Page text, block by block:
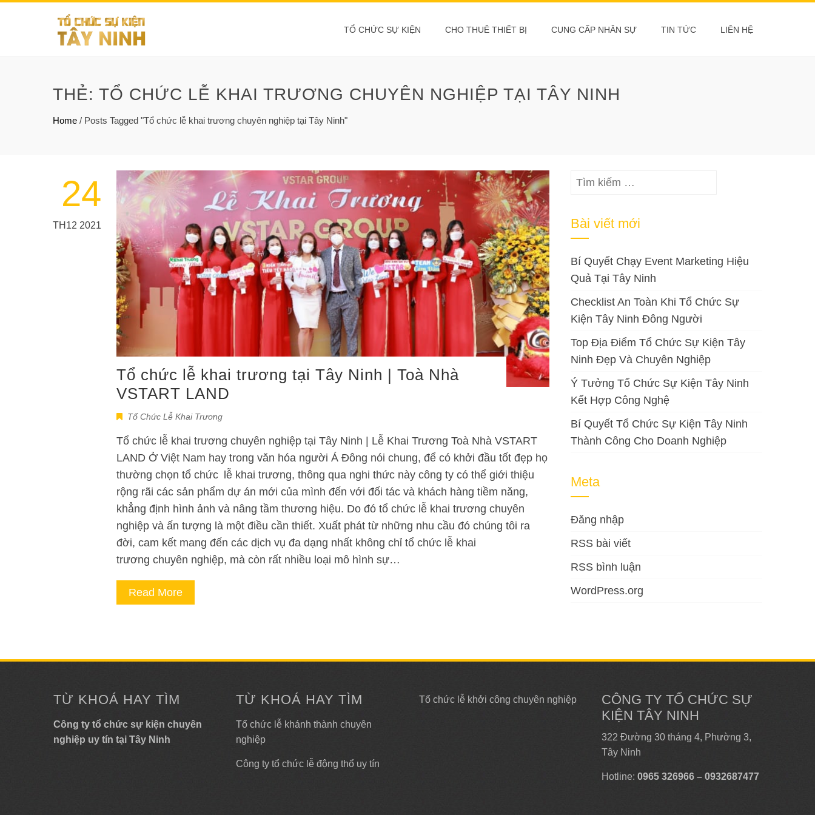
TỔ CHỨC SỰ KIỆN CHO THUÊ THIẾT BỊ CUNG CẤP NHÂN SỰ TIN TỨC LIÊN HỆ
THẺ: TỔ CHỨC LỄ KHAI TRƯƠNG CHUYÊN NGHIỆP TẠI TÂY NINH
Home / Posts Tagged "Tổ chức lễ khai trương chuyên nghiệp tại Tây Ninh"
24
TH12 2021
Tổ chức lễ khai trương tại Tây Ninh | Toà Nhà
VSTART LAND
Tổ Chức Lễ Khai Trương
Tổ chức lễ khai trương chuyên nghiệp tại Tây Ninh | Lễ Khai Trương Toà Nhà VSTART
LAND Ở Việt Nam hay trong văn hóa người Á Đông nói chung, để có khởi đầu tốt đẹp họ
thường chọn tổ chức lễ khai trương, thông qua nghi thức này công ty có thể giới thiệu
rộng rãi các sản phẩm dự án mới của mình đến với đối tác và khách hàng tiềm năng,
khẳng định hình ảnh và nâng tầm thương hiệu. Do đó tổ chức lễ khai trương chuyên
nghiệp và ấn tượng là một điều cần thiết. Xuất phát từ những nhu cầu đó chúng tôi ra
đời, cam kết mang đến các dịch vụ đa dạng nhất không chỉ tổ chức lễ khai
trương chuyên nghiệp, mà còn rất nhiều loại mô hình sự…
Read More
Tìm
Bài viết mới
Bí Quyết Chạy Event Marketing Hiệu
Quả Tại Tây Ninh
Checklist An Toàn Khi Tổ Chức Sự
Kiện Tây Ninh Đông Người
Top Địa Điểm Tổ Chức Sự Kiện Tây
Ninh Đẹp Và Chuyên Nghiệp
Ý Tưởng Tổ Chức Sự Kiện Tây Ninh
Kết Hợp Công Nghệ
Bí Quyết Tổ Chức Sự Kiện Tây Ninh
Thành Công Cho Doanh Nghiệp
Meta
Đăng nhập
RSS bài viết
RSS bình luận
WordPress.org
TỪ KHOÁ HAY TÌM
Công ty tổ chức sự kiện chuyên
nghiệp uy tín tại Tây Ninh
TỪ KHOÁ HAY TÌM
Tổ chức lễ khánh thành chuyên
nghiệp
Công ty tổ chức lễ động thổ uy tín
Tổ chức lễ khởi công chuyên nghiệp
CÔNG TY TỔ CHỨC SỰ
KIỆN TÂY NINH
322 Đường 30 tháng 4, Phường 3,
Tây Ninh
Hotline: 0965 326966 – 0932687477